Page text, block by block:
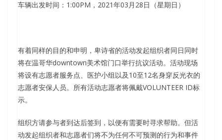
车辆出发时间：1:00PM，2021年03月28日（星期日）
有着同样的目的和申明，卑诗省的活动发起组织者同日同时
将在温哥华downtown美术馆门口举行抗议活动。活动现场
将设有志愿者服务点、医护小组以及10至12名身穿反光衣的
志愿者安保人员。所有活动志愿者将佩戴VOLUNTEER ID标
示。
组织方请参与者到达后签到，以便有需要时寻求帮助。但活
动发起组织者和志愿者们将不为任何不可预测的行为和事件